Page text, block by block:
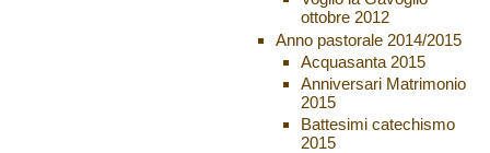
ottobre 2012
Anno pastorale 2014/2015
Acquasanta 2015
Anniversari Matrimonio
2015
Battesimi catechismo
2015